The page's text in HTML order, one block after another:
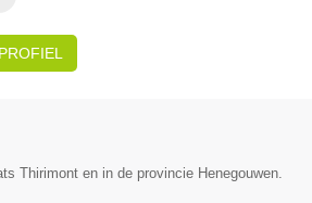
Thirimont en in de provincie Henegouwen.